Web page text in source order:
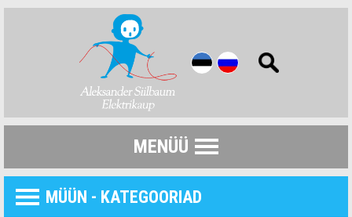
MENÜÜ
MÜÜN - KATEGOORIAD